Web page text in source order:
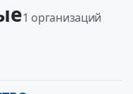
1 организаций